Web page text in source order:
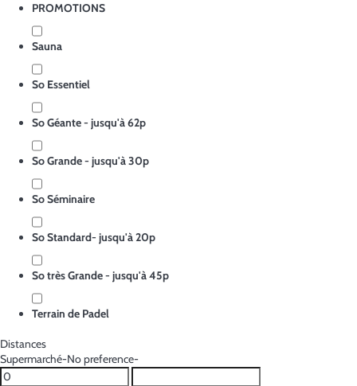
PROMOTIONS
Sauna
So Essentiel
So Géante - jusqu'à 62p
So Grande - jusqu'à 30p
So Séminaire
So Standard- jusqu'à 20p
So très Grande - jusqu'à 45p
Terrain de Padel
Distances
Supermarché-No preference-